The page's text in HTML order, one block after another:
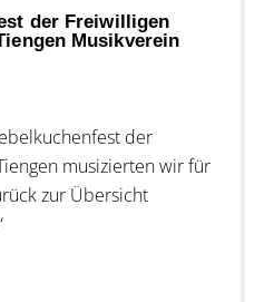
der Freiwilligen
Musikverein
der
musizierten wir für
zur Übersicht